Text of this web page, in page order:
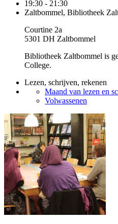
19:30 - 21:30
Zaltbommel, Bibliotheek
Courtine 2a
5301 DH Zaltbommel
Bibliotheek Zaltbommel is
College.
Lezen, schrijven, rekenen
Maand van lezen en
Volwassenen